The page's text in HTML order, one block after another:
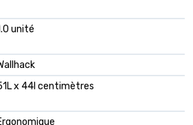
unité
x 44l centimètres